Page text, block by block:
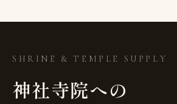
SHRINE & TEMPLE SUPPLY
神社寺院への